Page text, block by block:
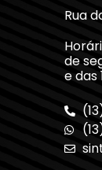
Rua
de
e das